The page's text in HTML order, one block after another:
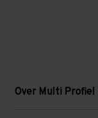
Over Multi Profiel